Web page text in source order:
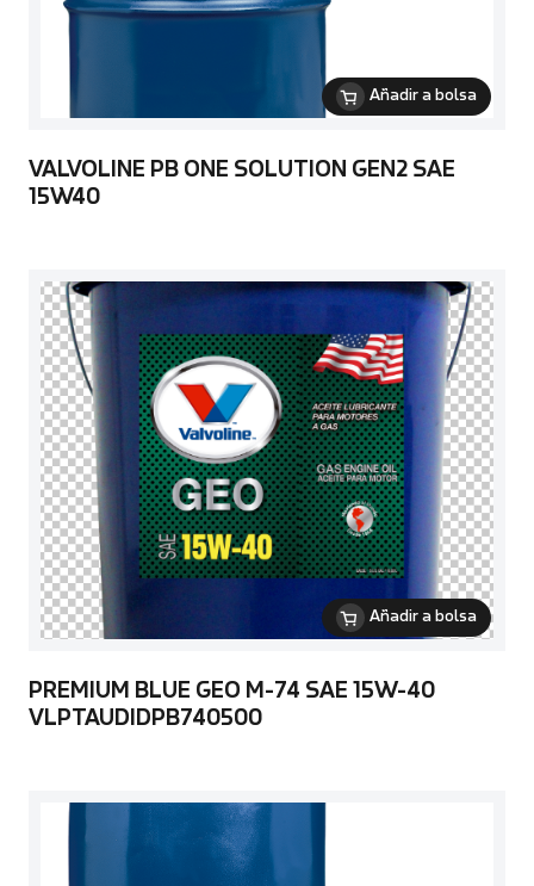
Añadir a bolsa
VALVOLINE PB ONE SOLUTION GEN2 SAE
15W40
Añadir a bolsa
PREMIUM BLUE GEO M-74 SAE 15W-40
VLPTAUDIDPB740500